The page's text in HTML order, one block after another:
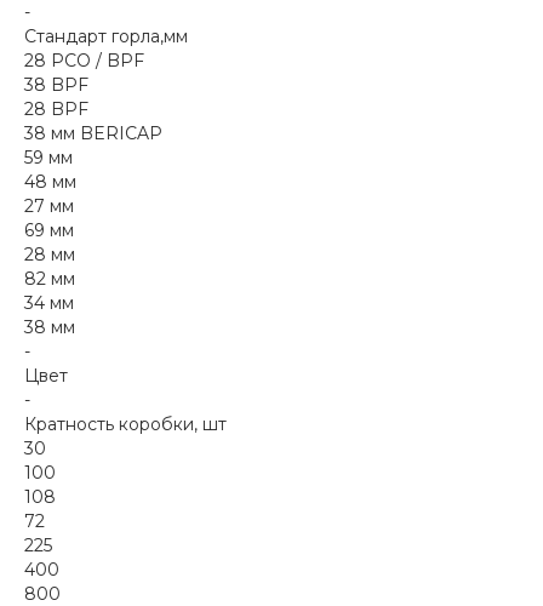
-
Стандарт горла,мм
28 PCO / BPF
38 BPF
28 BPF
38 мм BERICAP
59 мм
48 мм
27 мм
69 мм
28 мм
82 мм
34 мм
38 мм
-
Цвет
-
Кратность коробки, шт
30
100
108
72
225
400
800